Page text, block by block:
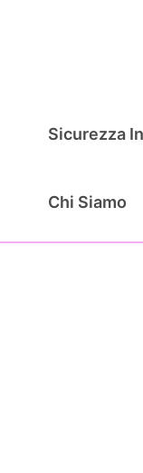
Sicurezza
Chi Siamo